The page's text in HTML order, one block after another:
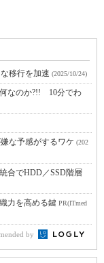
移行を加速 (2025/10/24)
なのか?!! 10分でわ
な予感がするワケ (202
合でHDD／SSD階層
力を高める鍵 PR(ITmed
by